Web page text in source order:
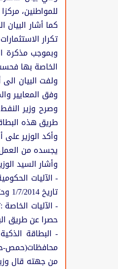
للمواطنين،
كما أشار
تكرار
وبموجب مذكرة
الخاصة بها
ولفت البيان
وفق المعايير
وصرح وزير
طريق هذه
وأكد الوزير
يجسده من
وأشار السيد
تاريخ 1/7/2014 وحتى تاريخه مايقارب 10 مليار ليرة سورية.
حصرا عن طريق
محافظات(حمص-حماة-
من جهته قال